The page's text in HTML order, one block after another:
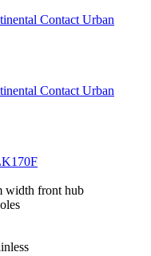
Contact Urban
Contact Urban
width front hub